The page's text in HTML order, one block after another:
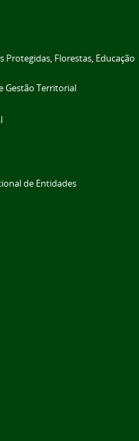
Protegidas, Florestas, Educação
Gestão Territorial
de Entidades